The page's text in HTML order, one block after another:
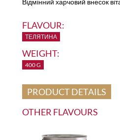
Відмінний харчовий внесок
FLAVOUR:
ТЕЛЯТИНА
WEIGHT:
400 G
PRODUCT DETAILS
OTHER FLAVOURS